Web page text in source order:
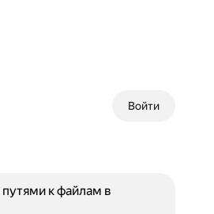
Войти
к файлам в